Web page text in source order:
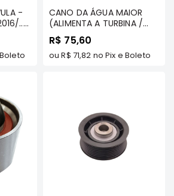
Freio
Correias
Filtros
Acessórios
-
../
CANO DA ÁGUA MAIOR
(ALIMENTA A TURBINA /
CANO DE RETORNO) -
L200 SPORT/ HPE/
OUTDOOR/ PAJERO 2.5
R$ 75,60
ouR$ 71,82 no Pix e Boleto